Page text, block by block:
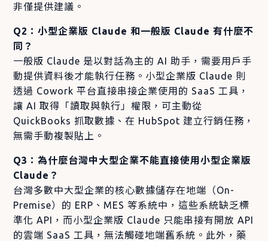
非僅提供建議。
Q2：小型企業版 Claude 和一般版 Claude 有什麼不
同？
一般版 Claude 是以對話為主的 AI 助手，需要用戶手
動提供資料後才能執行任務。小型企業版 Claude 則
透過 Cowork 平台直接串接企業使用的 SaaS 工具，
讓 AI 取得「讀取與執行」權限，可主動從
QuickBooks 抓取數據、在 HubSpot 建立行銷任務，
無需手動複製貼上。
Q3：為什麼台灣中大型企業不能直接使用小型企業版
Claude？
台灣多數中大型企業的核心數據儲存在地端（On-
Premise）的 ERP、MES 等系統中，這些系統缺乏標
準化 API，而小型企業版 Claude 只能串接有開放 API
的雲端 SaaS 工具，無法觸碰地端舊系統。此外，藥